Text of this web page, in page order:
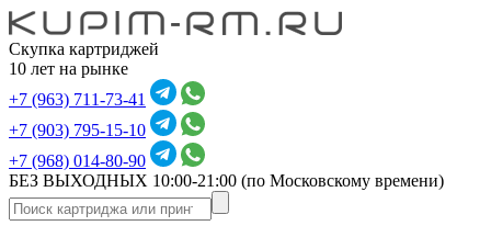
Скупка картриджей
10 лет на рынке
+7 (963) 711-73-41
+7 (903) 795-15-10
+7 (968) 014-80-90
БЕЗ ВЫХОДНЫХ 10:00-21:00 (по Московскому времени)